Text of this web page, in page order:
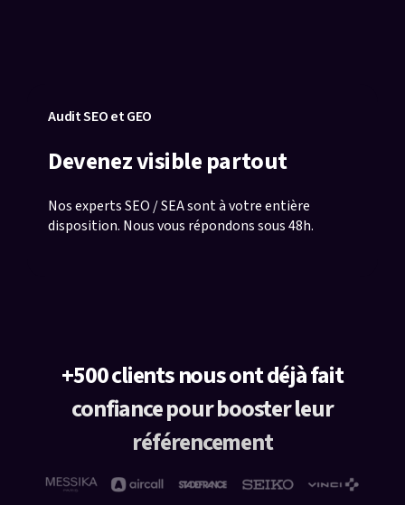
Audit SEO et GEO
Devenez visible partout
Nos experts SEO / SEA sont à votre entière
disposition. Nous vous répondons sous 48h.
+500 clients nous ont déjà fait
confiance pour booster leur
référencement